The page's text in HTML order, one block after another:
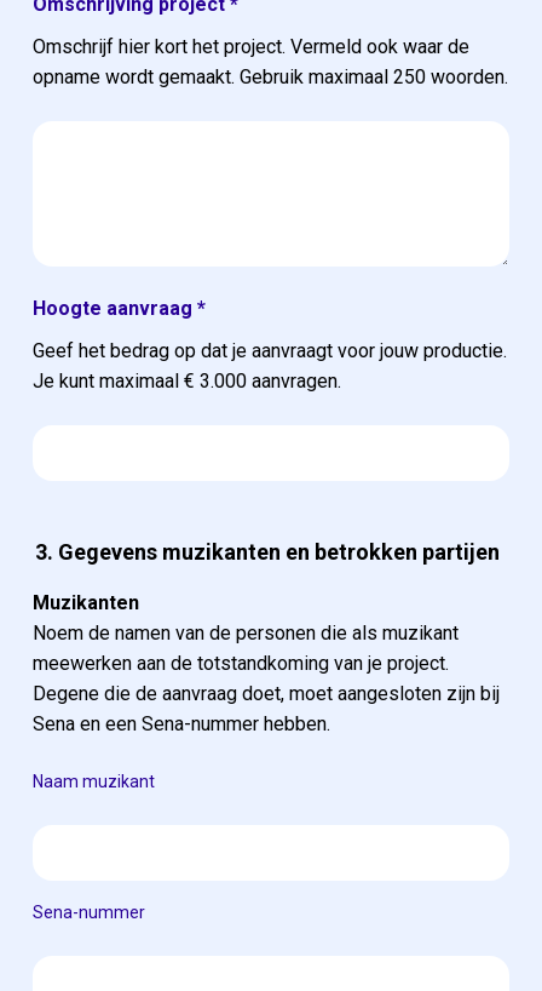
Omschrijf hier kort het project. Vermeld ook waar de
opname wordt gemaakt. Gebruik maximaal 250 woorden.
Hoogte aanvraag *
Geef het bedrag op dat je aanvraagt voor jouw productie.
Je kunt maximaal € 3.000 aanvragen.
3. Gegevens muzikanten en betrokken partijen
Muzikanten
Noem de namen van de personen die als muzikant
meewerken aan de totstandkoming van je project.
Degene die de aanvraag doet, moet aangesloten zijn bij
Sena en een Sena-nummer hebben.
Naam muzikant
Sena-nummer